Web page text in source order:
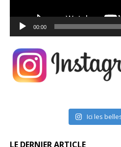
00:00
Ici les
LE DERNIER ARTICLE